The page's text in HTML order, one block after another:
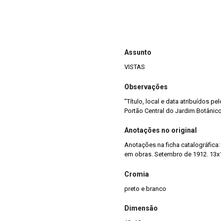
Assunto
VISTAS
Observações
"Título, local e data atribuídos
Portão Central do Jardim
Anotações no original
Anotações na ficha
em obras. Setembro de 1912.
Cromia
preto e branco
Dimensão